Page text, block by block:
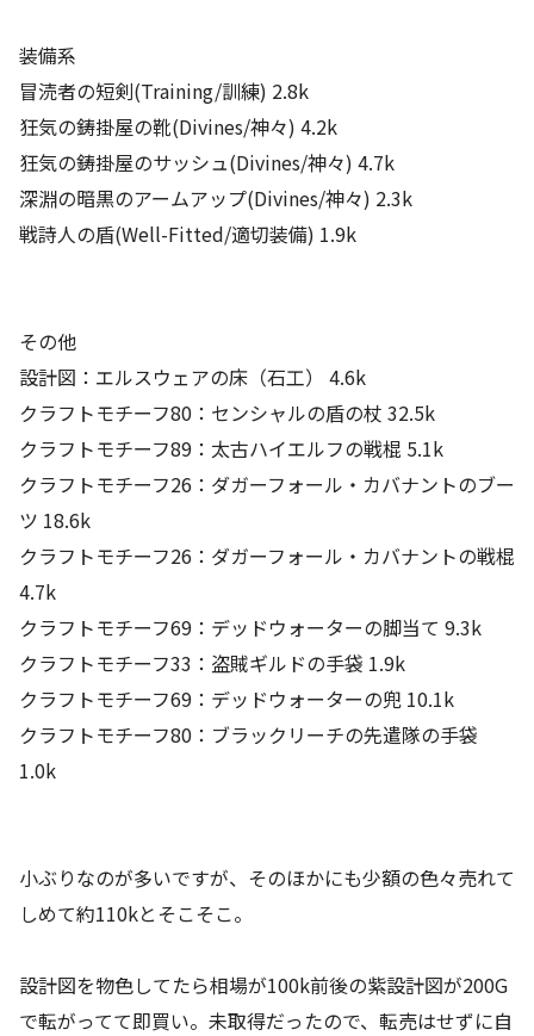
装備系
冒涜者の短剣(Training/訓練) 2.8k
狂気の鋳掛屋の靴(Divines/神々) 4.2k
狂気の鋳掛屋のサッシュ(Divines/神々) 4.7k
深淵の暗黒のアームアップ(Divines/神々) 2.3k
戦詩人の盾(Well-Fitted/適切装備) 1.9k
その他
設計図：エルスウェアの床（石工） 4.6k
クラフトモチーフ80：センシャルの盾の杖 32.5k
クラフトモチーフ89：太古ハイエルフの戦棍 5.1k
クラフトモチーフ26：ダガーフォール・カバナントのブー
ツ 18.6k
クラフトモチーフ26：ダガーフォール・カバナントの戦棍
4.7k
クラフトモチーフ69：デッドウォーターの脚当て 9.3k
クラフトモチーフ33：盗賊ギルドの手袋 1.9k
クラフトモチーフ69：デッドウォーターの兜 10.1k
クラフトモチーフ80：ブラックリーチの先遣隊の手袋
1.0k
小ぶりなのが多いですが、そのほかにも少額の色々売れて
しめて約110kとそこそこ。
設計図を物色してたら相場が100k前後の紫設計図が200G
で転がってて即買い。未取得だったので、転売はせずに自